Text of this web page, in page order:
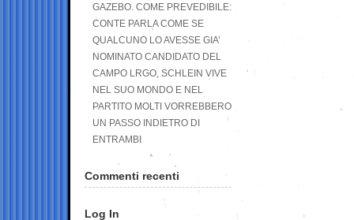
GAZEBO. COME PREVEDIBILE:
CONTE PARLA COME SE
QUALCUNO LO AVESSE GIA’
NOMINATO CANDIDATO DEL
CAMPO LRGO, SCHLEIN VIVE
NEL SUO MONDO E NEL
PARTITO MOLTI VORREBBERO
UN PASSO INDIETRO DI
ENTRAMBI
Commenti recenti
Log In